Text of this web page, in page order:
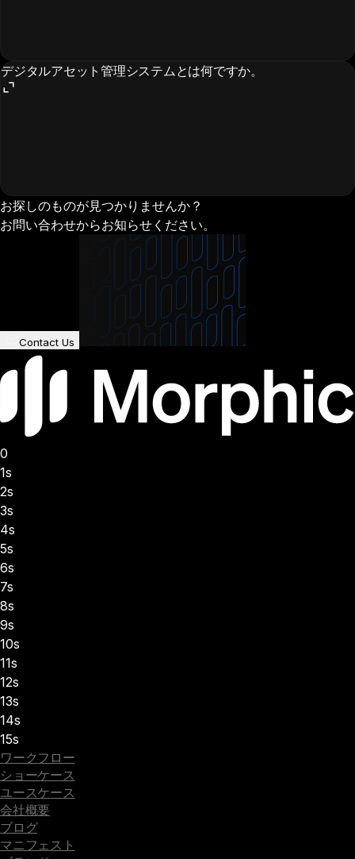
デジタルアセット管理システムとは何ですか。
お探しのものが見つかりませんか？
お問い合わせからお知らせください。
Contact Us
0
1s
2s
3s
4s
5s
6s
7s
8s
9s
10s
11s
12s
13s
14s
15s
ワークフロー
ショーケース
ユースケース
会社概要
ブログ
マニフェスト